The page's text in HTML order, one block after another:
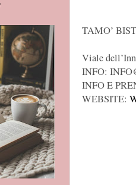
TAMO’
Viale
INFO:
INFO E
WEBSITE: